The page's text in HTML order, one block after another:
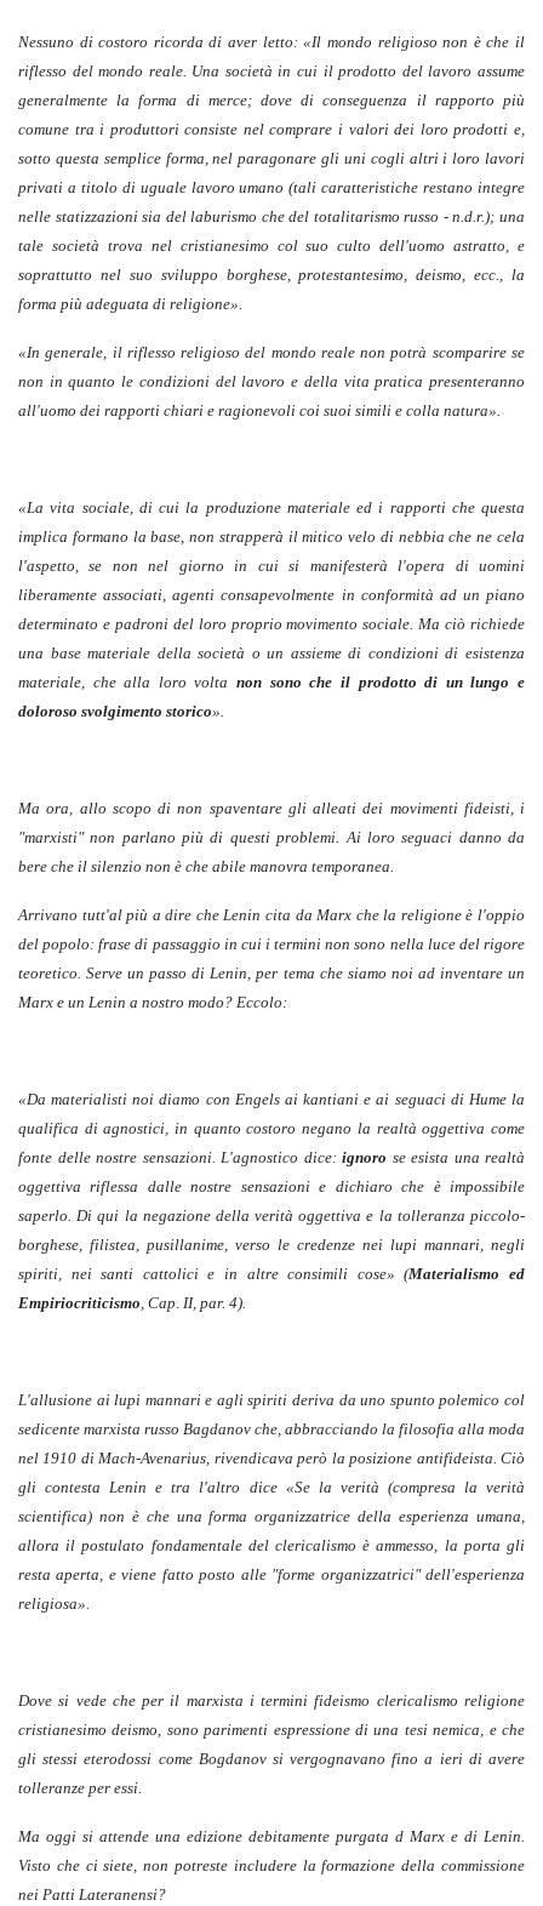
Nessuno di costoro ricorda di aver letto: «Il mondo religioso non è che il
riflesso del mondo reale. Una società in cui il prodotto del lavoro assume
generalmente la forma di merce; dove di conseguenza il rapporto più
comune tra i produttori consiste nel comprare i valori dei loro prodotti e,
sotto questa semplice forma, nel paragonare gli uni cogli altri i loro lavori
privati a titolo di uguale lavoro umano (tali caratteristiche restano integre
nelle statizzazioni sia del laburismo che del totalitarismo russo - n.d.r.); una
tale società trova nel cristianesimo col suo culto dell'uomo astratto, e
soprattutto nel suo sviluppo borghese, protestantesimo, deismo, ecc., la
forma più adeguata di religione».
«In generale, il riflesso religioso del mondo reale non potrà scomparire se
non in quanto le condizioni del lavoro e della vita pratica presenteranno
all'uomo dei rapporti chiari e ragionevoli coi suoi simili e colla natura».
«La vita sociale, di cui la produzione materiale ed i rapporti che questa
implica formano la base, non strapperà il mitico velo di nebbia che ne cela
l'aspetto, se non nel giorno in cui si manifesterà l'opera di uomini
liberamente associati, agenti consapevolmente in conformità ad un piano
determinato e padroni del loro proprio movimento sociale. Ma ciò richiede
una base materiale della società o un assieme di condizioni di esistenza
materiale, che alla loro voltanon sono che il prodotto di un lungo e
doloroso svolgimento storico».
Ma ora, allo scopo di non spaventare gli alleati dei movimenti fideisti, i
"marxisti" non parlano più di questi problemi. Ai loro seguaci danno da
bere che il silenzio non è che abile manovra temporanea.
Arrivano tutt'al più a dire che Lenin cita da Marx che la religione è l'oppio
del popolo: frase di passaggio in cui i termini non sono nella luce del rigore
teoretico. Serve un passo di Lenin, per tema che siamo noi ad inventare un
Marx e un Lenin a nostro modo? Eccolo:
«Da materialisti noi diamo con Engels ai kantiani e ai seguaci di Hume la
qualifica di agnostici, in quanto costoro negano la realtà oggettiva come
fonte delle nostre sensazioni. L'agnostico dice: ignoro se esista una realtà
oggettiva riflessa dalle nostre sensazioni e dichiaro che è impossibile
saperlo. Di qui la negazione della verità oggettiva e la tolleranza piccolo-
borghese, filistea, pusillanime, verso le credenze nei lupi mannari, negli
spiriti, nei santi cattolici e in altre consimili cose» (Materialismo ed
Empiriocriticismo, Cap. II, par. 4).
L'allusione ai lupi mannari e agli spiriti deriva da uno spunto polemico col
sedicente marxista russo Bagdanov che, abbracciando la filosofia alla moda
nel 1910 di Mach-Avenarius, rivendicava però la posizione antifideista. Ciò
gli contesta Lenin e tra l'altro dice «Se la verità (compresa la verità
scientifica) non è che una forma organizzatrice della esperienza umana,
allora il postulato fondamentale del clericalismo è ammesso, la porta gli
resta aperta, e viene fatto posto alle "forme organizzatrici" dell'esperienza
religiosa».
Dove si vede che per il marxista i termini fideismo clericalismo religione
cristianesimo deismo, sono parimenti espressione di una tesi nemica, e che
gli stessi eterodossi come Bogdanov si vergognavano fino a ieri di avere
tolleranze per essi.
Ma oggi si attende una edizione debitamente purgata d Marx e di Lenin.
Visto che ci siete, non potreste includere la formazione della commissione
nei Patti Lateranensi?